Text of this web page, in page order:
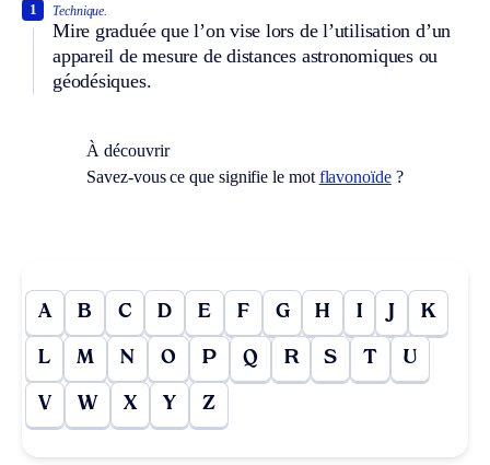
Technique.
Mire graduée que l’on vise lors de l’utilisation d’un
appareil de mesure de distances astronomiques ou
géodésiques.
1
À découvrir
Savez-vous ce que signifie le mot flavonoïde?
A B C D E F G H I J K
L M N O P Q R S T U
V W X Y Z